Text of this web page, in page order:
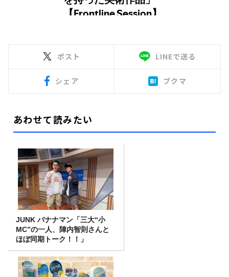
ポスト LINEで送る
シェア ブクマ
あわせて読みたい
JUNK バナナマン「三大“小
MC”の一人、陣内智則さんと
ほぼ同期トーク！！」